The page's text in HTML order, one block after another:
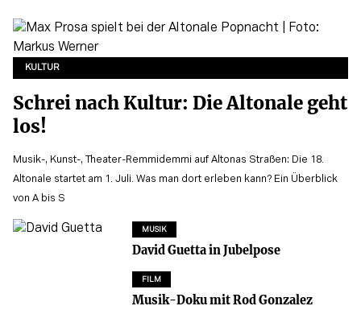
KULTUR
Schrei nach Kultur: Die Altonale geht
los!
Musik-, Kunst-, Theater-Remmidemmi auf Altonas Straßen: Die 18.
Altonale startet am 1. Juli. Was man dort erleben kann? Ein Überblick
von A bis S
MUSIK
David Guetta in Jubelpose
FILM
Musik-Doku mit Rod Gonzalez